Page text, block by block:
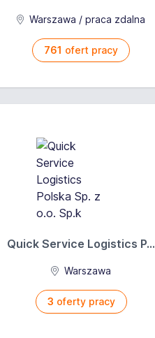
Warszawa / praca zdalna
761 ofert pracy
Quick Service Logistics P...
Warszawa
3 oferty pracy